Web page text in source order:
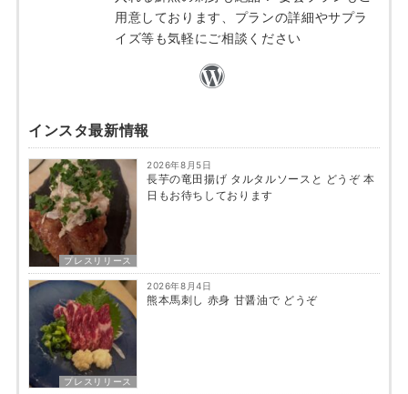
用意しております、プランの詳細やサプラ
イズ等も気軽にご相談ください
インスタ最新情報
プレスリリース
2026年8月5日
長芋の竜田揚げ タルタルソースと どうぞ 本
日もお待ちしております
プレスリリース
2026年8月4日
熊本馬刺し 赤身 甘醤油で どうぞ